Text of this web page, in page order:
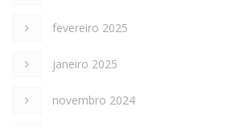
fevereiro 2025
janeiro 2025
novembro 2024